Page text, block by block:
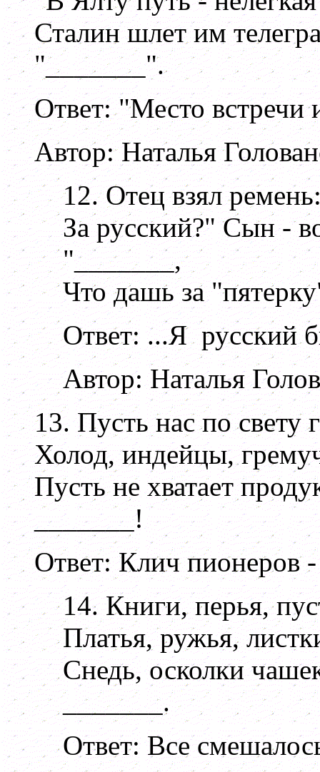
Сталин шлет им
"_______".
Ответ: "Место встречи
Автор: Наталья
12. Отец взял
За русский?" Сын -
"_______,
Что дашь за
Ответ: ...Я русский
Автор: Наталья
13. Пусть нас по свету
Холод, индейцы,
Пусть не хватает
_______!
Ответ: Клич пионеров -
14. Книги, перья,
Платья, ружья,
Снедь, осколки
_______.
Ответ: Все